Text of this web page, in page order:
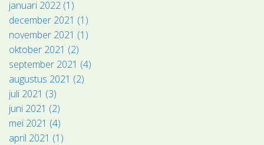
januari 2022 (1)
december 2021 (1)
november 2021 (1)
oktober 2021 (2)
september 2021 (4)
augustus 2021 (2)
juli 2021 (3)
juni 2021 (2)
mei 2021 (4)
april 2021 (1)